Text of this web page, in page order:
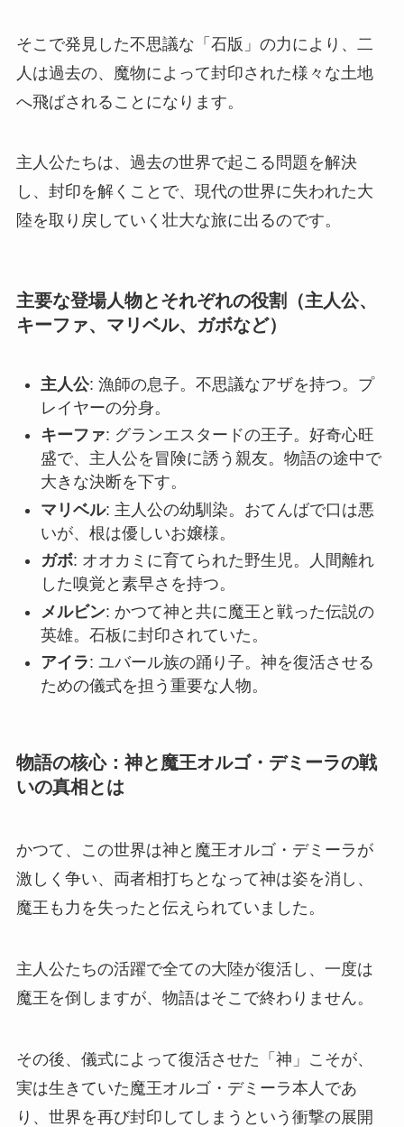
そこで発見した不思議な「石版」の力により、二
人は過去の、魔物によって封印された様々な土地
へ飛ばされることになります。
主人公たちは、過去の世界で起こる問題を解決
し、封印を解くことで、現代の世界に失われた大
陸を取り戻していく壮大な旅に出るのです。
主要な登場人物とそれぞれの役割（主人公、
キーファ、マリベル、ガボなど）
主人公: 漁師の息子。不思議なアザを持つ。プ
レイヤーの分身。
キーファ: グランエスタードの王子。好奇心旺
盛で、主人公を冒険に誘う親友。物語の途中で
大きな決断を下す。
マリベル: 主人公の幼馴染。おてんばで口は悪
いが、根は優しいお嬢様。
ガボ: オオカミに育てられた野生児。人間離れ
した嗅覚と素早さを持つ。
メルビン: かつて神と共に魔王と戦った伝説の
英雄。石板に封印されていた。
アイラ: ユバール族の踊り子。神を復活させる
ための儀式を担う重要な人物。
物語の核心：神と魔王オルゴ・デミーラの戦
いの真相とは
かつて、この世界は神と魔王オルゴ・デミーラが
激しく争い、両者相打ちとなって神は姿を消し、
魔王も力を失ったと伝えられていました。
主人公たちの活躍で全ての大陸が復活し、一度は
魔王を倒しますが、物語はそこで終わりません。
その後、儀式によって復活させた「神」こそが、
実は生きていた魔王オルゴ・デミーラ本人であ
り、世界を再び封印してしまうという衝撃の展開